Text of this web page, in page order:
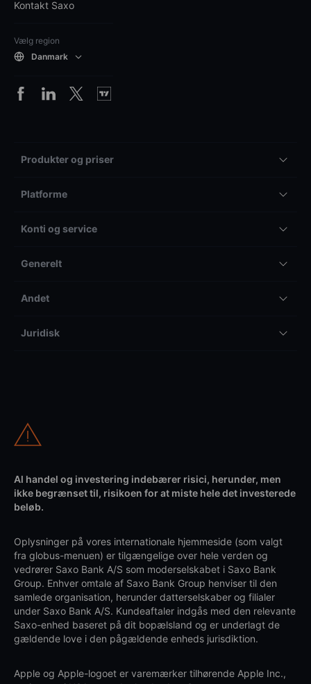
Kontakt Saxo
Vælg region
Danmark
Produkter og priser
Platforme
Konti og service
Generelt
Andet
Juridisk
Al handel og investering indebærer risici, herunder, men
ikke begrænset til, risikoen for at miste hele det investerede
beløb.
Oplysninger på vores internationale hjemmeside (som valgt
fra globus-menuen) er tilgængelige over hele verden og
vedrører Saxo Bank A/S som moderselskabet i Saxo Bank
Group. Enhver omtale af Saxo Bank Group henviser til den
samlede organisation, herunder datterselskaber og filialer
under Saxo Bank A/S. Kundeaftaler indgås med den relevante
Saxo-enhed baseret på dit bopælsland og er underlagt de
gældende love i den pågældende enheds jurisdiktion.
Apple og Apple-logoet er varemærker tilhørende Apple Inc.,